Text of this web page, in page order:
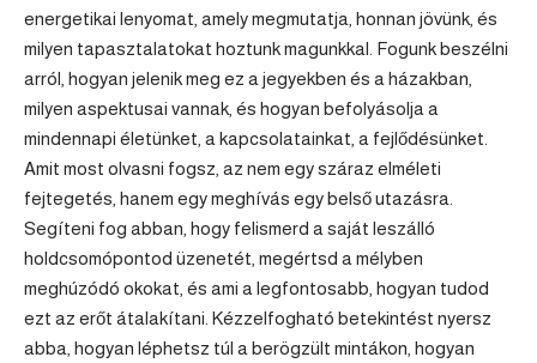
energetikai lenyomat, amely megmutatja, honnan jövünk, és
milyen tapasztalatokat hoztunk magunkkal. Fogunk beszélni
arról, hogyan jelenik meg ez a jegyekben és a házakban,
milyen aspektusai vannak, és hogyan befolyásolja a
mindennapi életünket, a kapcsolatainkat, a fejlődésünket.
Amit most olvasni fogsz, az nem egy száraz elméleti
fejtegetés, hanem egy meghívás egy belső utazásra.
Segíteni fog abban, hogy felismerd a saját leszálló
holdcsomópontod üzenetét, megértsd a mélyben
meghúzódó okokat, és ami a legfontosabb, hogyan tudod
ezt az erőt átalakítani. Kézzelfogható betekintést nyersz
abba, hogyan léphetsz túl a berögzült mintákon, hogyan